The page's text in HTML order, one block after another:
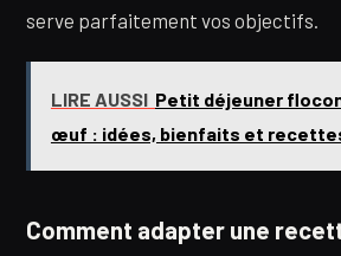
serve parfaitement vos objectifs.
LIRE AUSSI Petit déjeuner
œuf : idées, bienfaits et
Comment adapter une